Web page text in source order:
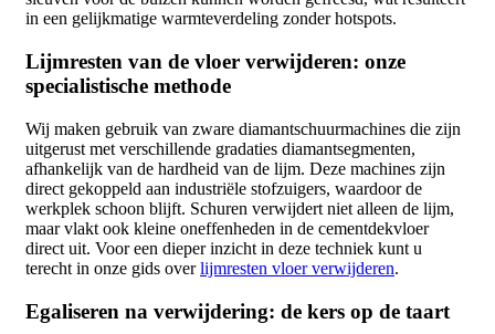
in een gelijkmatige warmteverdeling zonder hotspots.
Lijmresten van de vloer verwijderen: onze
specialistische methode
Wij maken gebruik van zware diamantschuurmachines die zijn
uitgerust met verschillende gradaties diamantsegmenten,
afhankelijk van de hardheid van de lijm. Deze machines zijn
direct gekoppeld aan industriële stofzuigers, waardoor de
werkplek schoon blijft. Schuren verwijdert niet alleen de lijm,
maar vlakt ook kleine oneffenheden in de cementdekvloer
direct uit. Voor een dieper inzicht in deze techniek kunt u
terecht in onze gids overlijmresten vloer verwijderen.
Egaliseren na verwijdering: de kers op de taart